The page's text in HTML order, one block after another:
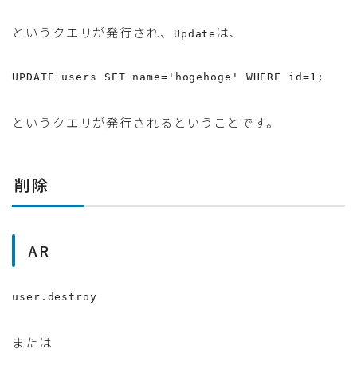
というクエリが発行され、 Update は、
UPDATE users SET name='hogehoge' WHERE id=1;
というクエリが発行されるということです。
削除
AR
user.destroy
または